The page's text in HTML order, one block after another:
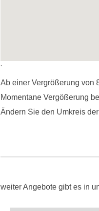
'
Ab einer Vergrößerung von
Momentane Vergößerung
Ändern Sie den Umkreis
weiter Angebote gibt es in